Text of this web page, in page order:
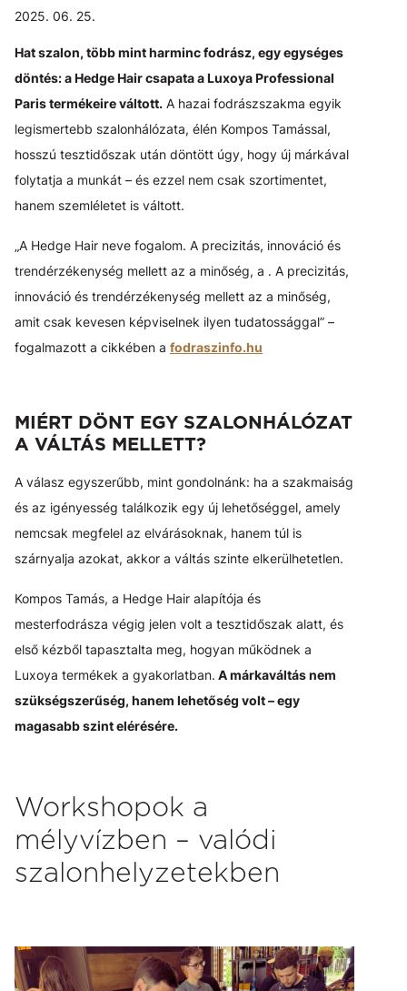
2025. 06. 25.
Hat szalon, több mint harminc fodrász, egy egységes
döntés: a Hedge Hair csapata a Luxoya Professional
Paris termékeire váltott. A hazai fodrászszakma egyik
legismertebb szalonhálózata, élén Kompos Tamással,
hosszú tesztidőszak után döntött úgy, hogy új márkával
folytatja a munkát – és ezzel nem csak szortimentet,
hanem szemléletet is váltott.
„A Hedge Hair neve fogalom. A precizitás, innováció és
trendérzékenység mellett az a minőség, a . A precizitás,
innováció és trendérzékenység mellett az a minőség,
amit csak kevesen képviselnek ilyen tudatossággal” –
fogalmazott a cikkében a fodraszinfo.hu
MIÉRT DÖNT EGY SZALONHÁLÓZAT
A VÁLTÁS MELLETT?
A válasz egyszerűbb, mint gondolnánk: ha a szakmaiság
és az igényesség találkozik egy új lehetőséggel, amely
nemcsak megfelel az elvárásoknak, hanem túl is
szárnyalja azokat, akkor a váltás szinte elkerülhetetlen.
Kompos Tamás, a Hedge Hair alapítója és
mesterfodrásza végig jelen volt a tesztidőszak alatt, és
első kézből tapasztalta meg, hogyan működnek a
Luxoya termékek a gyakorlatban. A márkaváltás nem
szükségszerűség, hanem lehetőség volt – egy
magasabb szint elérésére.
Workshopok a
mélyvízben – valódi
szalonhelyzetekben